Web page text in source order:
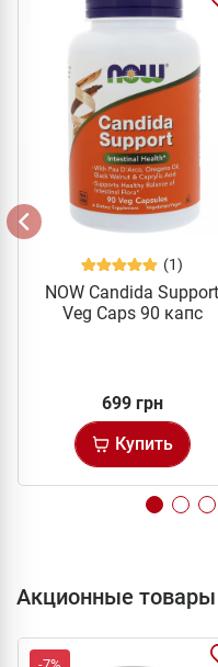
(1)
NOW Candida Support
Veg Caps 90 капс
699 грн
Купить
Акционные товары